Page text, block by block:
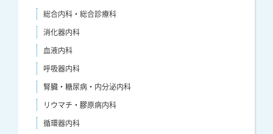
総合内科・総合診療科
消化器内科
血液内科
呼吸器内科
腎臓・糖尿病・内分泌内科
リウマチ・膠原病内科
循環器内科